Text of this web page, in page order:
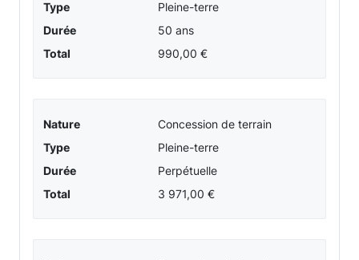
Type
Pleine-terre
Durée
50 ans
Total
990,00 €
Nature
Concession de terrain
Type
Pleine-terre
Durée
Perpétuelle
Total
3 971,00 €